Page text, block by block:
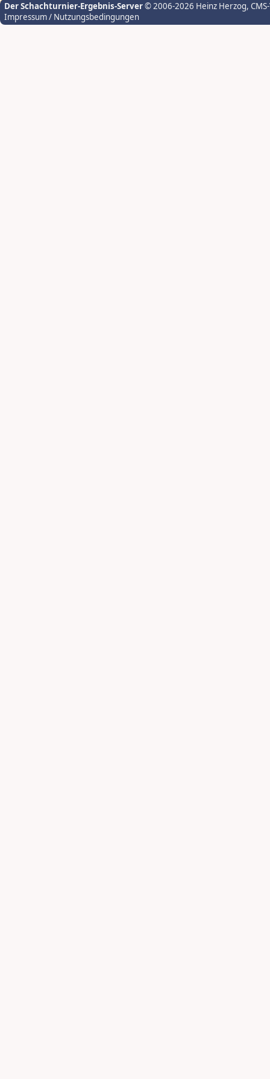
Der Schachturnier-Ergebnis-Server© 2006-2026 Heinz Herzog,
Impressum / Nutzungsbedingungen